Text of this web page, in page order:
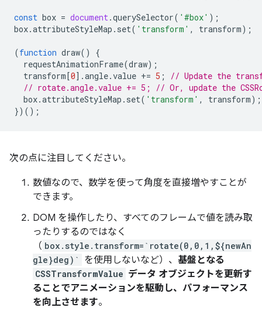
const box = document.querySelector( '#box' );
box.attributeStyleMap . set( 'transform' , transform);
(function draw()
{
requestAnimationFrame(draw);
transform[0].angle.value += 5 ;
// Update the
// rotate.angle.value += 5; // Or, update the
box.attributeStyleMap . set( 'transform' , transform);
})();
次の点に注目してください。
数値なので、数学を使って角度を直接増やすことが
できます。
DOM を操作したり、すべてのフレームで値を読み取
ったりするのではなく
（ box.style.transform=`rotate(0,0,1,${newAn
gle}deg)`
を使用しないなど）、 基盤となる
CSSTransformValue データ オブジェクトを更新す
ることでアニメーションを駆動し、パフォーマンス
を向上させます。